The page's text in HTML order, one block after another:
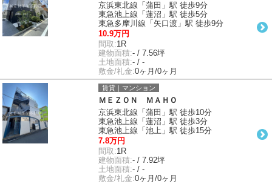
京浜東北線「蒲田」駅 徒歩9分
東急池上線「蓮沼」駅 徒歩5分
東急多摩川線「矢口渡」駅 徒歩9分
10.9万円
間取:1R
建物面積:- / 7.56坪
土地面積:- / -
敷金/礼金:0ヶ月/0ヶ月
賃貸｜マンション
ＭＥＺＯＮ ＭＡＨＯ
京浜東北線「蒲田」駅 徒歩10分
東急池上線「蓮沼」駅 徒歩3分
東急池上線「池上」駅 徒歩15分
7.8万円
間取:1R
建物面積:- / 7.92坪
土地面積:- / -
敷金/礼金:0ヶ月/0ヶ月